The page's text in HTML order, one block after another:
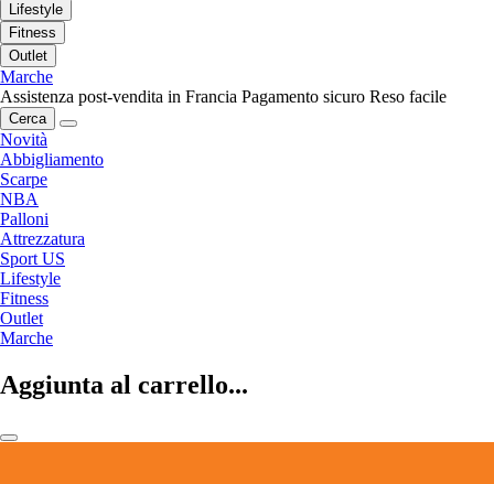
Lifestyle
Fitness
Outlet
Marche
Assistenza post-vendita in Francia Pagamento sicuro Reso facile
Cerca
Novità
Abbigliamento
Scarpe
NBA
Palloni
Attrezzatura
Sport US
Lifestyle
Fitness
Outlet
Marche
Aggiunta al carrello...